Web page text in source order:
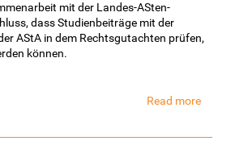
mit der Landes-ASten-
dass Studienbeiträge mit der
AStA in dem Rechtsgutachten prüfen,
können.
Read moreabout